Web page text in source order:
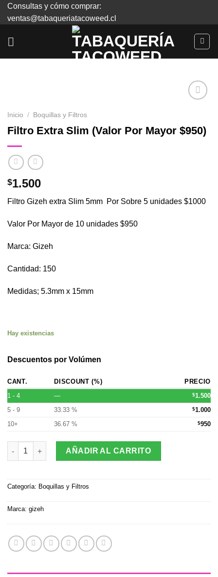
SkipConsultas y cómo comprar:
ventas@tabaqueriatacoweed.cl
Agregar
a
Inicio / Boquillas y Filtros
Filtro Extra Slim (Valor Por Mayor $950)
$1.500
Filtro Gizeh extra Slim 5mm Por Sobre 5 unidades $1000
Valor Por Mayor de 10 unidades $950
Marca: Gizeh
Cantidad: 150
Medidas; 5.3mm x 15mm
Hay existencias
Descuentos por Volúmen
CANT. DISCOUNT (%)
PRECIO
1 - 4
— $1.500
5 - 9
33.33 % $1.000
10+
36.67 % $950
Filtro Extra Slim (Valor Por Mayor $950) cantidad
AÑADIR AL CARRITO
Categoría: Boquillas y Filtros
Marca: gizeh